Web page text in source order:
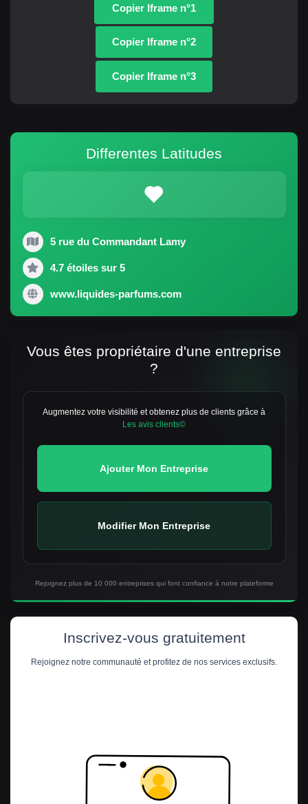
Copier Iframe n°1
Copier Iframe n°2
Copier Iframe n°3
Differentes Latitudes
5 rue du Commandant Lamy
4.7 étoiles sur 5
www.liquides-parfums.com
Vous êtes propriétaire d'une entreprise
?
Augmentez votre visibilité et obtenez plus de clients grâce à
Les avis clients©
Ajouter Mon Entreprise
Modifier Mon Entreprise
Rejoignez plus de 10 000 entreprises qui font confiance à notre plateforme
Inscrivez-vous gratuitement
Rejoignez notre communauté et profitez de nos services exclusifs.